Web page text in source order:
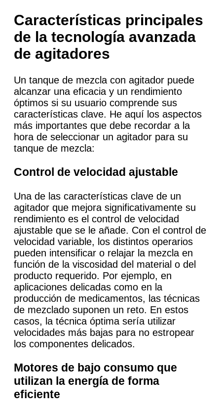
Características principales
de la tecnología avanzada
de agitadores
Un tanque de mezcla con agitador puede
alcanzar una eficacia y un rendimiento
óptimos si su usuario comprende sus
características clave. He aquí los aspectos
más importantes que debe recordar a la
hora de seleccionar un agitador para su
tanque de mezcla:
Control de velocidad ajustable
Una de las características clave de un
agitador que mejora significativamente su
rendimiento es el control de velocidad
ajustable que se le añade. Con el control de
velocidad variable, los distintos operarios
pueden intensificar o relajar la mezcla en
función de la viscosidad del material o del
producto requerido. Por ejemplo, en
aplicaciones delicadas como en la
producción de medicamentos, las técnicas
de mezclado suponen un reto. En estos
casos, la técnica óptima sería utilizar
velocidades más bajas para no estropear
los componentes delicados.
Motores de bajo consumo que
utilizan la energía de forma
eficiente